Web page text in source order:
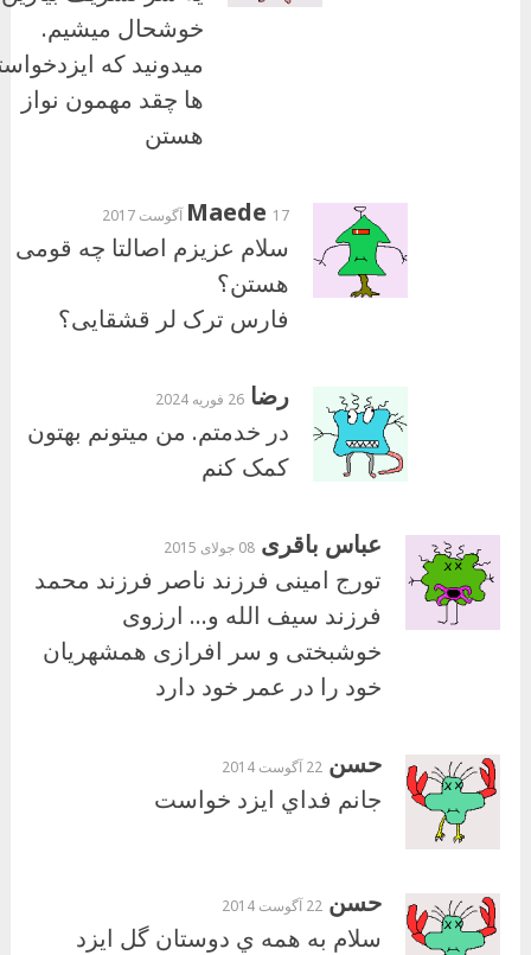
خوشحال میشیم.
میدونید که
ها چقد مهمون نواز
هستن
Maede 17 آگوست 2017
سلام عزیزم اصالتا چه قومی
هستن؟
فارس ترک لر قشقایی؟
رضا 26 فوریه 2024
در خدمتم. من میتونم بهتون
کمک کنم
عباس باقری 08 جولای 2015
تورج امینی فرزند ناصر فرزند محمد
فرزند سیف الله و… ارزوی
خوشبختی و سر افرازی همشهریان
خود را در عمر خود دارد
حسن 22 آگوست 2014
جانم فداي ايزد خواست
حسن 22 آگوست 2014
سلام به همه ي دوستان گل ايزد